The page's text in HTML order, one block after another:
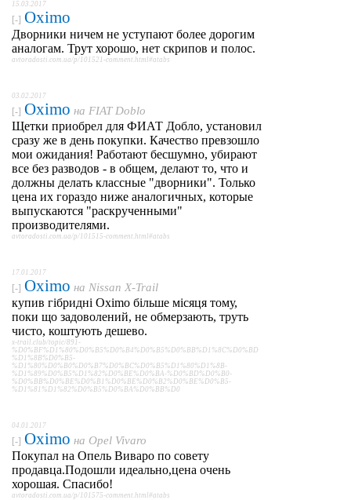
15.03.2017
[-] Oximo
Дворники ничем не уступают более дорогим
аналогам. Трут хорошо, нет скрипов и полос.
avtoradosti.com.ua/p/101521-comment.html#atabs
03.02.2017
[-] Oximo на FIAT Doblo
Щетки приобрел для ФИАТ Добло, установил
сразу же в день покупки. Качество превзошло
мои ожидания! Работают бесшумно, убирают
все без разводов - в общем, делают то, что и
должны делать классные "дворники". Только
цена их гораздо ниже аналогичных, которые
выпускаются "раскрученными"
производителями.
avtoradosti.com.ua/p/101515-comment.html#atabs
17.01.2017
[-] Oximo на Nissan X-Trail
купив гібридні Oximo більше місяця тому,
поки що задоволений, не обмерзають, труть
чисто, коштують дешево.
x-trail.club/topic/891-
%D0%BF%D1%80%D0%B5%D0%B4%D0%B5%D0%BB%D1%8C%D0%BD
%D1%8B%D0%B5-
%D1%80%D0%B0%D0%B7%D0%BC%D0%B5%D1%80%D1%8B-
%D1%89%D0%B5%D1%82%D0%BE%D0%BA-%D0%BD%D0%B0-
%D0%BB%D0%BE%D0%B1%D0%BE%D0%B2%D0%BE%D0%B5-
%D1%81%D1%82%D0%B5%D0%BA%D0%BB%D0
04.01.2017
[-] Oximo на Opel Vivaro
Покупал на Опель Виваро по совету
продавца.Подошли идеально,цена очень
хорошая. Спасибо!
avtoradosti.com.ua/p/101575-comment.html#atabs